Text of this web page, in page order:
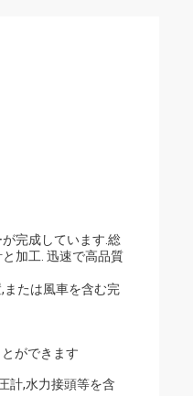
完成しています.総
加工. 迅速で高品質
たは風車を含む完
ができます
計,水力接頭等を含